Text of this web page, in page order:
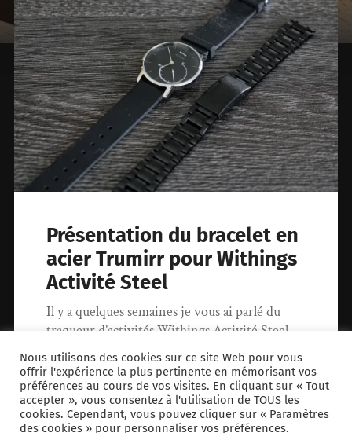
Présentation du bracelet en
acier Trumirr pour Withings
Activité Steel
Il y a quelques semaines je vous ai parlé du
traqueur d’activités Withings Activité Steel
(l’article est disponible ici). Je…
17 juillet 2017 0
Nous utilisons des cookies sur ce site Web pour vous
offrir l'expérience la plus pertinente en mémorisant vos
préférences au cours de vos visites. En cliquant sur « Tout
accepter », vous consentez à l'utilisation de TOUS les
cookies. Cependant, vous pouvez cliquer sur « Paramètres
des cookies » pour personnaliser vos préférences.